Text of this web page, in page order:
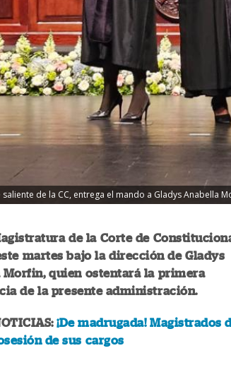
de la CC, entrega el mando a Gladys Anabella
de la Corte de
martes bajo la dirección de Gladys
Morfin, quien ostentará la primera
de la presente administración.
¡De madrugada! Magistrados
de sus cargos